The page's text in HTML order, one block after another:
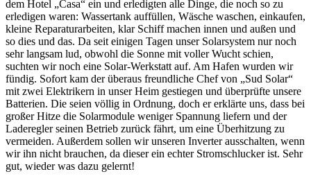
dem Hotel „Casa“ ein und erledigten alle Dinge, die noch so zu
erledigen waren: Wassertank auffüllen, Wäsche waschen, einkaufen,
kleine Reparaturarbeiten, klar Schiff machen innen und außen und
so dies und das. Da seit einigen Tagen unser Solarsystem nur noch
sehr langsam lud, obwohl die Sonne mit voller Wucht schien,
suchten wir noch eine Solar-Werkstatt auf. Am Hafen wurden wir
fündig. Sofort kam der überaus freundliche Chef von „Sud Solar“
mit zwei Elektrikern in unser Heim gestiegen und überprüfte unsere
Batterien. Die seien völlig in Ordnung, doch er erklärte uns, dass bei
großer Hitze die Solarmodule weniger Spannung liefern und der
Laderegler seinen Betrieb zurück fährt, um eine Überhitzung zu
vermeiden. Außerdem sollen wir unseren Inverter ausschalten, wenn
wir ihn nicht brauchen, da dieser ein echter Stromschlucker ist. Sehr
gut, wieder was dazu gelernt!